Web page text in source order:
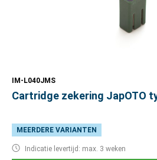
IM-L040JMS
Cartridge zekering JapOTO
MEERDERE VARIANTEN
Indicatie levertijd: max. 3 weken